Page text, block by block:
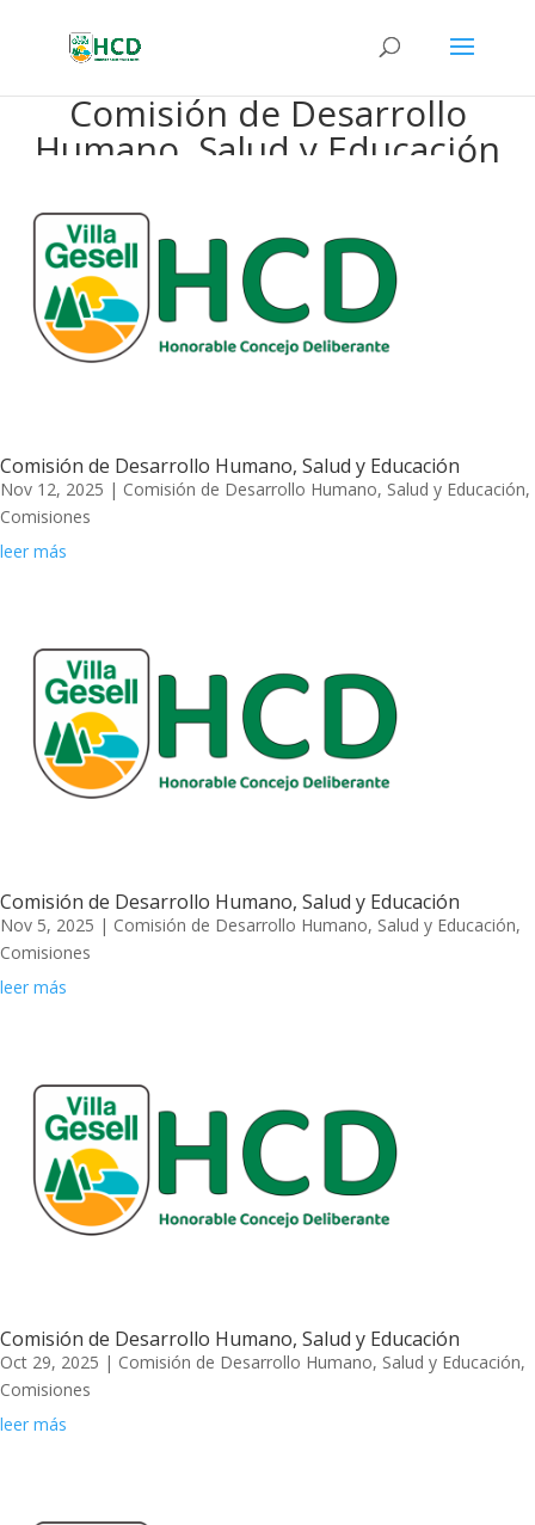
Comisión de Desarrollo
Humano, Salud y Educación
Comisión de Desarrollo Humano, Salud y Educación
Nov 12, 2025 | Comisión de Desarrollo Humano, Salud y Educación,
Comisiones
leer más
Comisión de Desarrollo Humano, Salud y Educación
Nov 5, 2025 | Comisión de Desarrollo Humano, Salud y Educación,
Comisiones
leer más
Comisión de Desarrollo Humano, Salud y Educación
Oct 29, 2025 | Comisión de Desarrollo Humano, Salud y Educación,
Comisiones
leer más